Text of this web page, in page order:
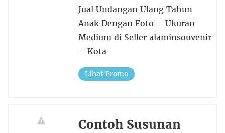
Jual Undangan Ulang Tahun
Anak Dengan Foto – Ukuran
Medium di Seller alaminsouvenir
– Kota
Lihat Promo
Contoh Susunan